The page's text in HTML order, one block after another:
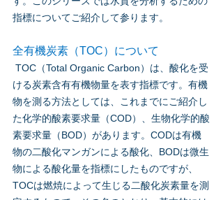
指標についてご紹介して参ります。
全有機炭素（TOC）について
ける炭素含有有機物量を表す指標です。有機
物を測る方法としては、これまでにご紹介し
た化学的酸素要求量（COD）、生物化学的酸
素要求量（BOD）があります。CODは有機
物の二酸化マンガンによる酸化、BODは微生
物による酸化量を指標にしたものですが、
TOCは燃焼によって生じる二酸化炭素量を測